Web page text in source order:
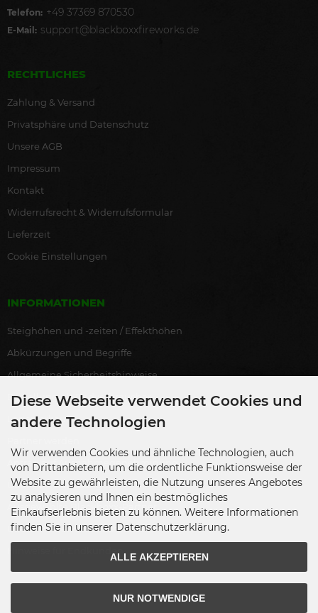
Telefon: +49 37369 870530
E-Mail: support@blackboxxfireworks.de
RECHTLICHES
Zahlung & Versand
Privatsphäre und Datenschutz
Unsere AGB
Impressum
Kontakt
Widerrufsrecht & Widerrufsformular
Lieferzeit
Cookie Einstellungen
INFORMATIONEN
Steighöhen und -zeiten / Effekthöhen
Abkürzungen und Begriffe
Allgemeine Sicherheitshinweise
Bestellung als Endverbraucher
Lagerverkauf
Antrag auf Ausnahmegenehmigung
Übersicht Zulassungen
Ausgewählte Blackboxx-Partner
Übersicht Gewerbenachweise
Diese Webseite verwendet Cookies und
andere Technologien
Wir verwenden Cookies und ähnliche Technologien, auch
von Drittanbietern, um die ordentliche Funktionsweise der
Website zu gewährleisten, die Nutzung unseres Angebotes
zu analysieren und Ihnen ein bestmögliches
Einkaufserlebnis bieten zu können. Weitere Informationen
finden Sie in unserer Datenschutzerklärung.
ALLE AKZEPTIEREN
NUR NOTWENDIGE